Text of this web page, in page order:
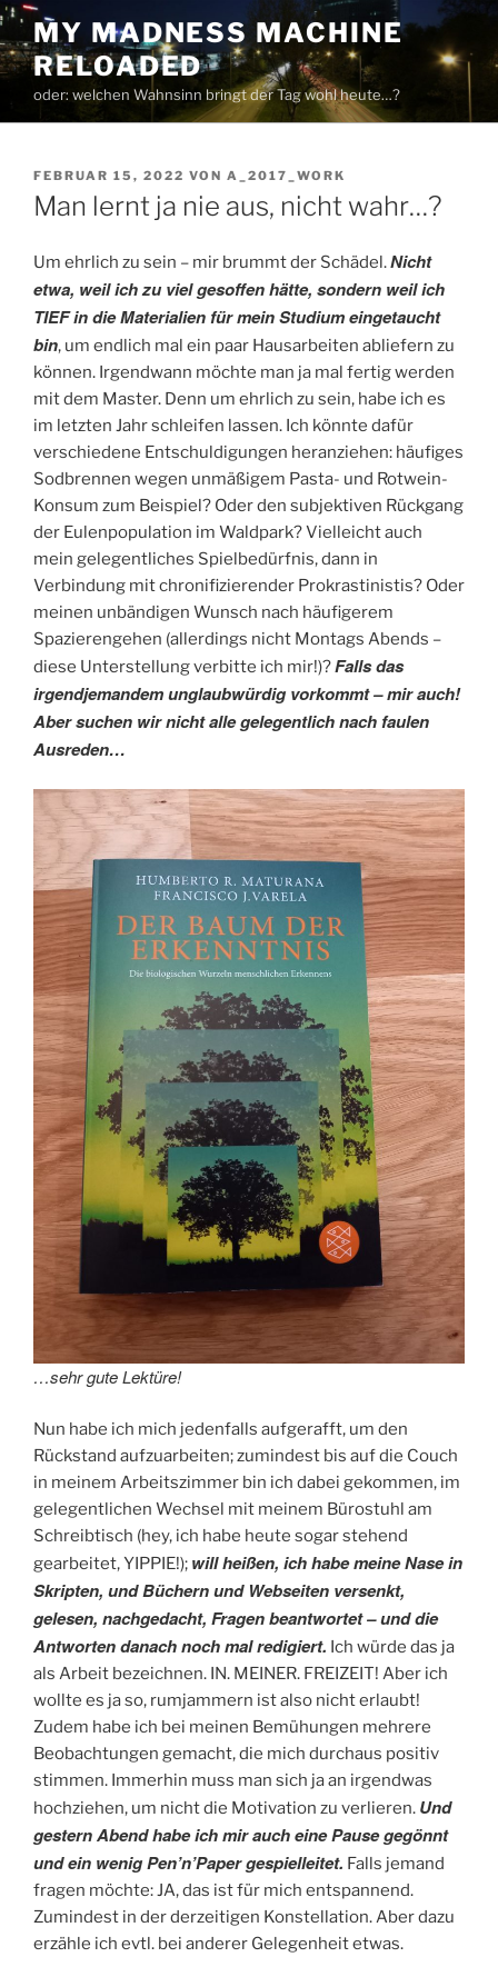
Zum
Inhalt
springen
MY MADNESS MACHINE
RELOADED
oder: welchen Wahnsinn bringt der Tag wohl heute…?
VERÖFFENTLICHT
AM
FEBRUAR 15, 2022 VON A_2017_WORK
Man lernt ja nie aus, nicht wahr…?
Um ehrlich zu sein – mir brummt der Schädel.Nicht
etwa, weil ich zu viel gesoffen hätte, sondern weil ich
TIEF in die Materialien für mein Studium eingetaucht
bin, um endlich mal ein paar Hausarbeiten abliefern zu
können. Irgendwann möchte man ja mal fertig werden
mit dem Master. Denn um ehrlich zu sein, habe ich es
im letzten Jahr schleifen lassen. Ich könnte dafür
verschiedene Entschuldigungen heranziehen: häufiges
Sodbrennen wegen unmäßigem Pasta- und Rotwein-
Konsum zum Beispiel? Oder den subjektiven Rückgang
der Eulenpopulation im Waldpark? Vielleicht auch
mein gelegentliches Spielbedürfnis, dann in
Verbindung mit chronifizierender Prokrastinistis? Oder
meinen unbändigen Wunsch nach häufigerem
Spazierengehen (allerdings nicht Montags Abends –
diese Unterstellung verbitte ich mir!)?Falls das
irgendjemandem unglaubwürdig vorkommt – mir auch!
Aber suchen wir nicht alle gelegentlich nach faulen
Ausreden…
…sehr gute Lektüre!
Nun habe ich mich jedenfalls aufgerafft, um den
Rückstand aufzuarbeiten; zumindest bis auf die Couch
in meinem Arbeitszimmer bin ich dabei gekommen, im
gelegentlichen Wechsel mit meinem Bürostuhl am
Schreibtisch (hey, ich habe heute sogar stehend
gearbeitet, YIPPIE!); will heißen, ich habe meine Nase in
Skripten, und Büchern und Webseiten versenkt,
gelesen, nachgedacht, Fragen beantwortet – und die
Antworten danach noch mal redigiert. Ich würde das ja
als Arbeit bezeichnen. IN. MEINER. FREIZEIT! Aber ich
wollte es ja so, rumjammern ist also nicht erlaubt!
Zudem habe ich bei meinen Bemühungen mehrere
Beobachtungen gemacht, die mich durchaus positiv
stimmen. Immerhin muss man sich ja an irgendwas
hochziehen, um nicht die Motivation zu verlieren. Und
gestern Abend habe ich mir auch eine Pause gegönnt
und ein wenig Pen’n’Paper gespielleitet. Falls jemand
fragen möchte: JA, das ist für mich entspannend.
Zumindest in der derzeitigen Konstellation. Aber dazu
erzähle ich evtl. bei anderer Gelegenheit etwas.